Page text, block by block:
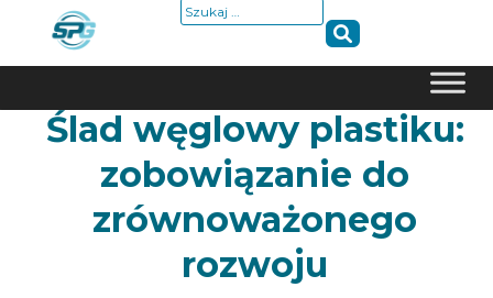
Szukaj:
Ślad węglowy plastiku:
zobowiązanie do
zrównoważonego
rozwoju